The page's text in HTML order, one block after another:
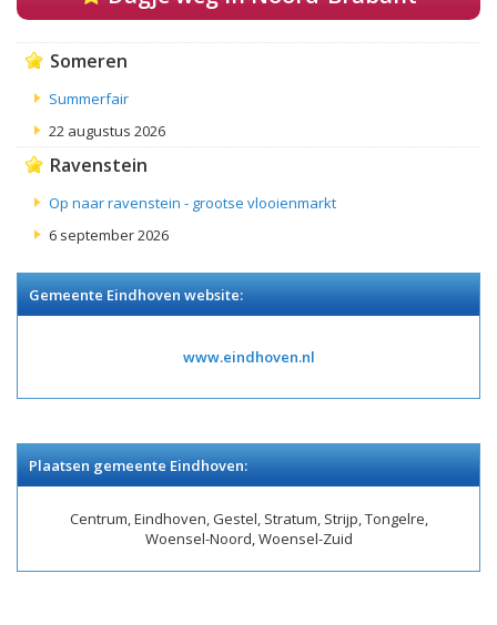
Someren
Summerfair
22 augustus 2026
Ravenstein
Op naar ravenstein - grootse vlooienmarkt
6 september 2026
Gemeente Eindhoven website:
www.eindhoven.nl
Plaatsen gemeente Eindhoven:
Centrum, Eindhoven, Gestel, Stratum, Strijp, Tongelre,
Woensel-Noord, Woensel-Zuid